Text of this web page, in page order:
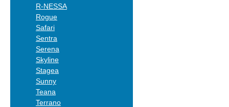
R-NESSA
Rogue
Safari
Sentra
Serena
Skyline
Stagea
Sunny
Teana
Terrano